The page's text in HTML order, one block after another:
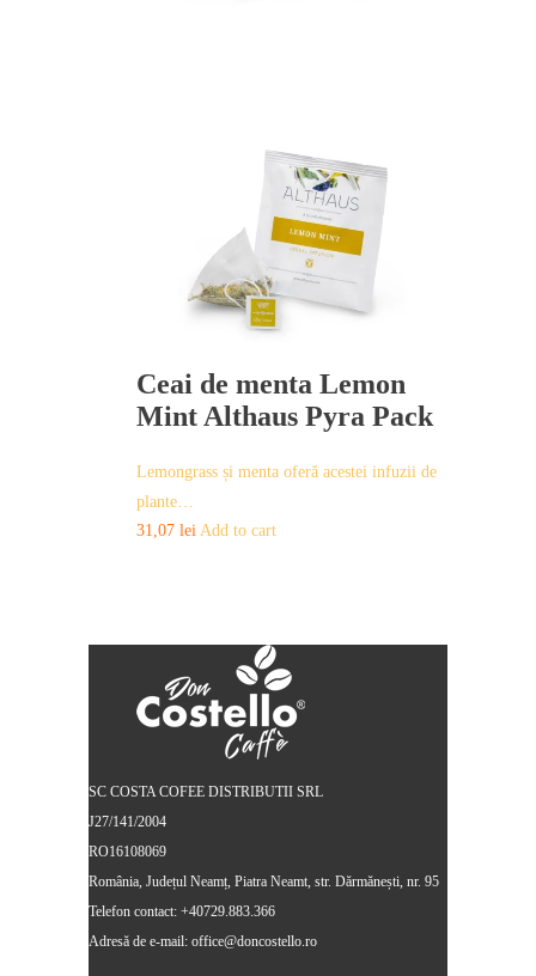
Ceai de menta Lemon
Mint Althaus Pyra Pack
Lemongrass și menta oferă acestei infuzii de
plante…
31,07 lei Add to cart
SC COSTA COFEE DISTRIBUTII SRL
J27/141/2004
RO16108069
România, Județul Neamț, Piatra Neamt, str. Dărmănești, nr. 95
Telefon contact: +40729.883.366
Adresă de e-mail: office@doncostello.ro